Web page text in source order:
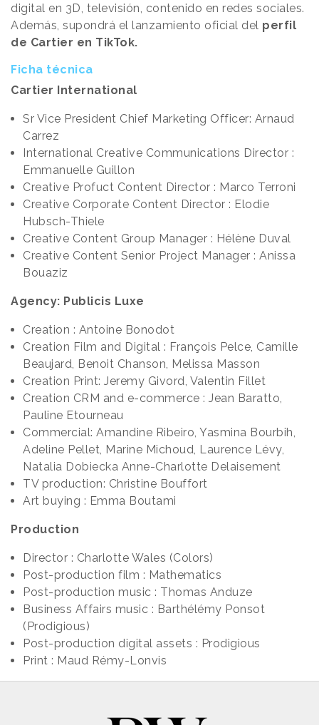
digital en 3D, televisión, contenido en redes sociales.
Además, supondrá el lanzamiento oficial del perfil
de Cartier en TikTok.
Ficha técnica
Cartier International
Sr Vice President Chief Marketing Officer: Arnaud
Carrez
International Creative Communications Director :
Emmanuelle Guillon
Creative Profuct Content Director : Marco Terroni
Creative Corporate Content Director : Elodie
Hubsch-Thiele
Creative Content Group Manager : Hélène Duval
Creative Content Senior Project Manager : Anissa
Bouaziz
Agency: Publicis Luxe
Creation : Antoine Bonodot
Creation Film and Digital : François Pelce, Camille
Beaujard, Benoit Chanson, Melissa Masson
Creation Print: Jeremy Givord, Valentin Fillet
Creation CRM and e-commerce : Jean Baratto,
Pauline Etourneau
Commercial: Amandine Ribeiro, Yasmina Bourbih,
Adeline Pellet, Marine Michoud, Laurence Lévy,
Natalia Dobiecka Anne-Charlotte Delaisement
TV production: Christine Bouffort
Art buying : Emma Boutami
Production
Director : Charlotte Wales (Colors)
Post-production film : Mathematics
Post-production music : Thomas Anduze
Business Affairs music : Barthélémy Ponsot
(Prodigious)
Post-production digital assets : Prodigious
Print : Maud Rémy-Lonvis